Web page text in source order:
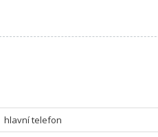
hlavní telefon